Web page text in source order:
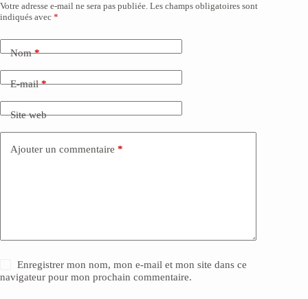
Votre adresse e-mail ne sera pas publiée. Les champs obligatoires sont
indiqués avec *
Nom*
E-mail*
Site web
Ajouter un commentaire *
Enregistrer mon nom, mon e-mail et mon site dans ce
navigateur pour mon prochain commentaire.